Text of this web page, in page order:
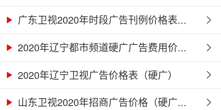
广东卫视2020年时段广告刊例价格表...
2020年辽宁都市频道硬广广告费用价...
2020年辽宁卫视广告价格表（硬广）
山东卫视2020年招商广告价格（硬广...